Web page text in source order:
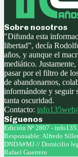
Sobre nosotros
"Difunda esta
libertad”, decía
años, y aunque el
mediático.
pasar por el filtro de
de abandonarnos,
informándote y seguir
tanta oscuridad.
Contacto:
Síguenos
Facebook
Twitter
Instagram
Youtube
Edición Nº 2807 -
Responsable: Alfredo
DNDA#MJ // Domicilio
Rafael Guerrero